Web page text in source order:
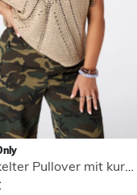
Gehäkelter Pullover mit kurzen Ärmeln